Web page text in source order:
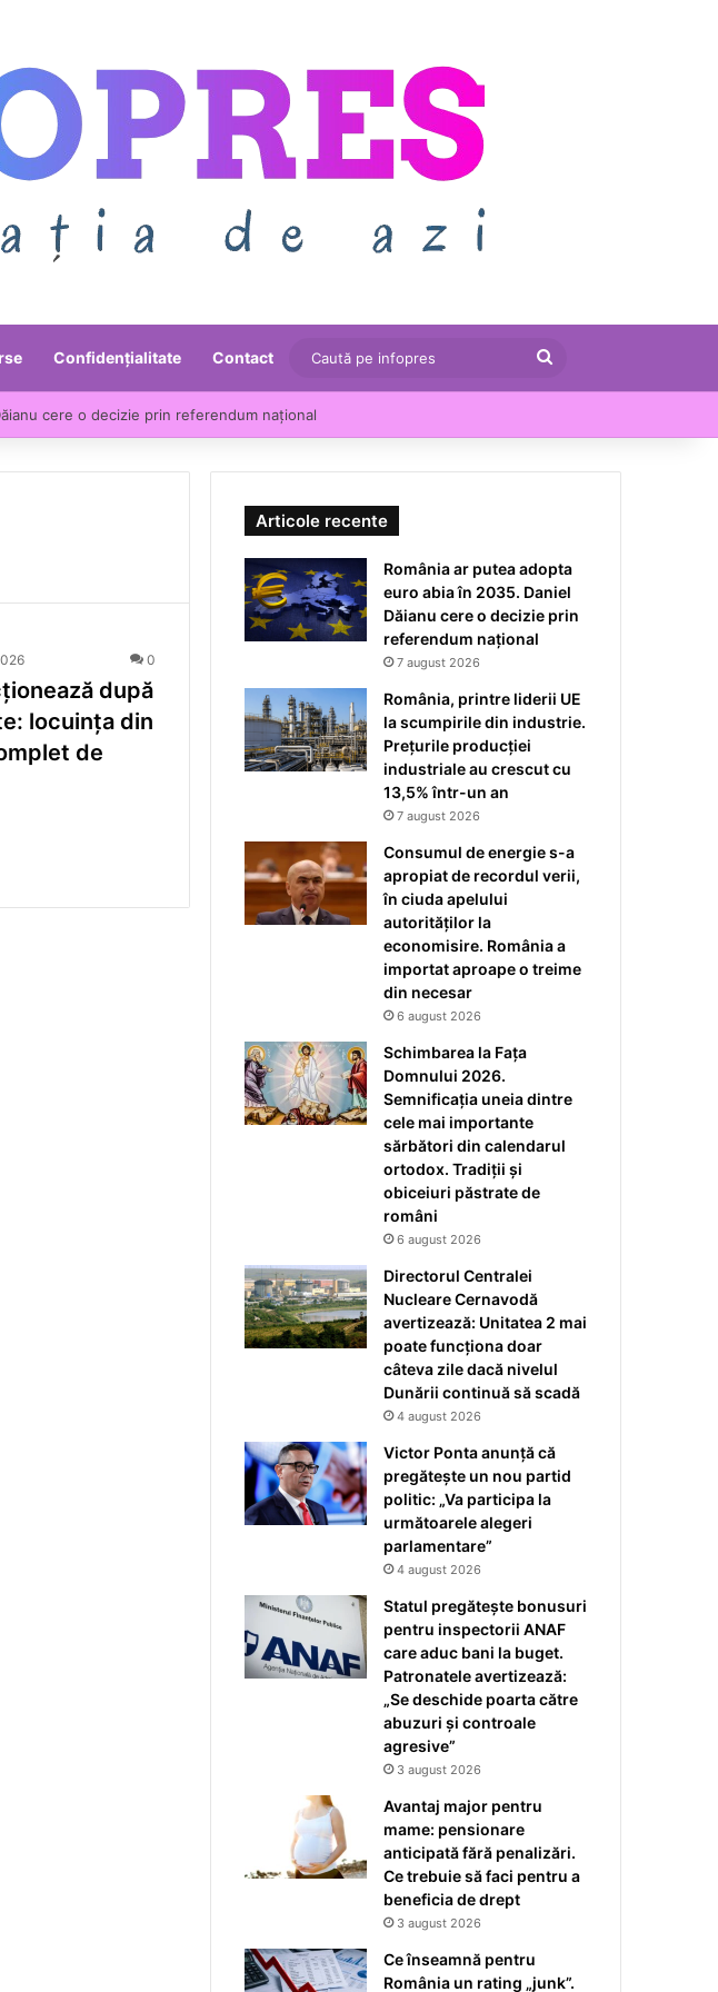
Confidențialitate Contact
Caută
pe
infopres
cere o decizie prin referendum național
0
după
locuința din
de
Articole recente
România ar putea adopta
euro abia în 2035. Daniel
Dăianu cere o decizie prin
referendum național
7 august 2026
România, printre liderii UE
la scumpirile din industrie.
Prețurile producției
industriale au crescut cu
13,5% într-un an
7 august 2026
Consumul de energie s-a
apropiat de recordul verii,
în ciuda apelului
autorităților la
economisire. România a
importat aproape o treime
din necesar
6 august 2026
Schimbarea la Fața
Domnului 2026.
Semnificația uneia dintre
cele mai importante
sărbători din calendarul
ortodox. Tradiții și
obiceiuri păstrate de
români
6 august 2026
Directorul Centralei
Nucleare Cernavodă
avertizează: Unitatea 2 mai
poate funcționa doar
câteva zile dacă nivelul
Dunării continuă să scadă
4 august 2026
Victor Ponta anunță că
pregătește un nou partid
politic: „Va participa la
următoarele alegeri
parlamentare”
4 august 2026
Statul pregătește bonusuri
pentru inspectorii ANAF
care aduc bani la buget.
Patronatele avertizează:
„Se deschide poarta către
abuzuri și controale
agresive”
3 august 2026
Avantaj major pentru
mame: pensionare
anticipată fără penalizări.
Ce trebuie să faci pentru a
beneficia de drept
3 august 2026
Ce înseamnă pentru
România un rating „junk”.